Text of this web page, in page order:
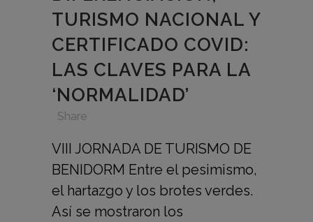
TURISMO NACIONAL Y
CERTIFICADO COVID:
LAS CLAVES PARA LA
‘NORMALIDAD’
Share
VIII JORNADA DE TURISMO DE
BENIDORM Entre el pesimismo,
el hartazgo y los brotes verdes.
Así se mostraron los